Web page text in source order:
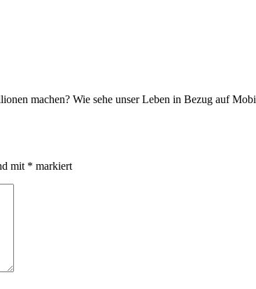
machen? Wie sehe unser Leben in Bezug auf
mit * markiert